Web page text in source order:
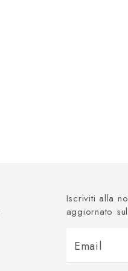
Iscriviti alla
aggiornato
Email